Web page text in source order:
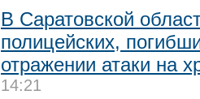
В Саратовской
полицейских,
отражении атаки на
14:21